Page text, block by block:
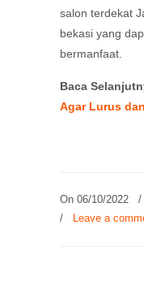
salon terdekat
bekasi yang
bermanfaat.
Baca
Agar Lurus
On 06/10/2022 /
/ Leave a